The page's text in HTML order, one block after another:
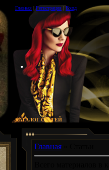
Главная | Регистрация | Вход
.
КАТАЛОГ СТАТЕЙ
Главная